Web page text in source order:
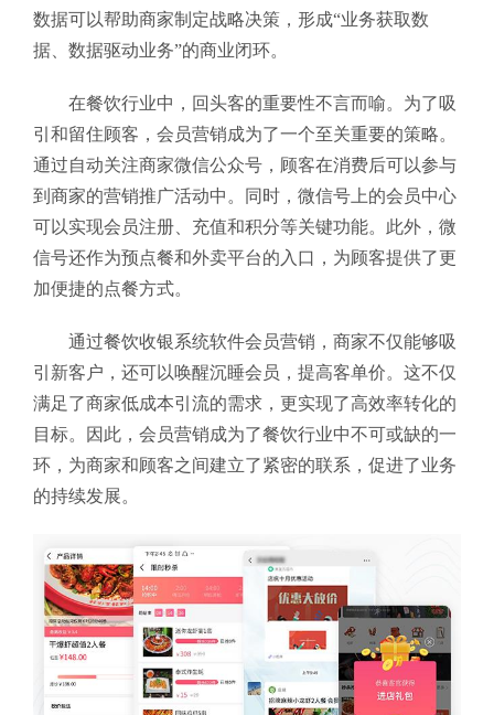
数据可以帮助商家制定战略决策，形成“业务获取数
据、数据驱动业务”的商业闭环。
在餐饮行业中，回头客的重要性不言而喻。为了吸
引和留住顾客，会员营销成为了一个至关重要的策略。
通过自动关注商家微信公众号，顾客在消费后可以参与
到商家的营销推广活动中。同时，微信号上的会员中心
可以实现会员注册、充值和积分等关键功能。此外，微
信号还作为预点餐和外卖平台的入口，为顾客提供了更
加便捷的点餐方式。
通过餐饮收银系统软件会员营销，商家不仅能够吸
引新客户，还可以唤醒沉睡会员，提高客单价。这不仅
满足了商家低成本引流的需求，更实现了高效率转化的
目标。因此，会员营销成为了餐饮行业中不可或缺的一
环，为商家和顾客之间建立了紧密的联系，促进了业务
的持续发展。